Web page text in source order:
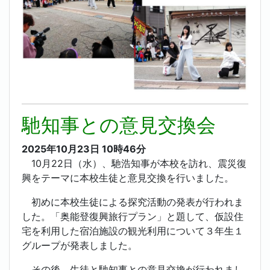
馳知事との意見交換会
2025年10月23日 10時46分
10月22日（水）、馳浩知事が本校を訪れ、震災復
興をテーマに本校生徒と意見交換を行いました。
初めに本校生徒による探究活動の発表が行われま
した。「奥能登復興旅行プラン」と題して、仮設住
宅を利用した宿泊施設の観光利用について３年生１
グループが発表しました。